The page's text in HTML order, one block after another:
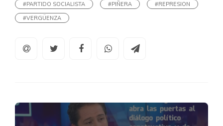
#PARTIDO SOCIALISTA
#PIÑERA
#REPRESION
#VERGÜENZA